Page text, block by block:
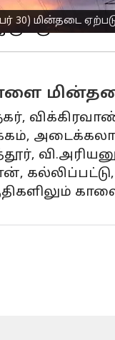
30) மின்தடை
மதுரை